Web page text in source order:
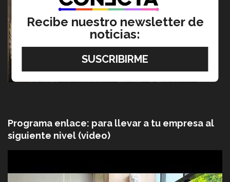
Programa enlace: para llevar a tu empresa al
siguiente nivel (video)
Recibe nuestro newsletter de
noticias: